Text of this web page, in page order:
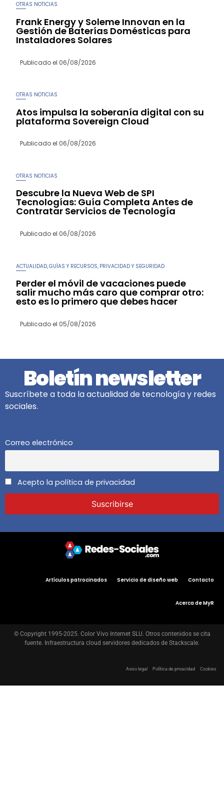
OTRAS NOTICIAS
Frank Energy y Soleme Innovan en la
Gestión de Baterías Domésticas para
Instaladores Solares
Publicado el 06/08/2026
OTRAS NOTICIAS
Atos impulsa la soberanía digital con su
plataforma Sovereign Cloud
Publicado el 06/08/2026
OTRAS NOTICIAS
Descubre la Nueva Web de SPI
Tecnologías: Guía Completa Antes de
Contratar Servicios de Tecnología
Publicado el 06/08/2026
ACTUALIDAD ,GUÍAS Y RECURSOS PRIVACIDAD Y SEGURIDAD
Perder el móvil de vacaciones puede
salir mucho más caro que comprar otro:
esto es lo primero que debes hacer
Publicado el 05/08/2026
Boletín newsletter
Suscríbete a toda la actualidad de tecnología y redes
sociales.
Correo electrónico
Acepto la política de privacidad
Artículos patrocinados Servicio de diseño web Contacto
Acerca de MyR
© Copyright 1995-2025. Color Vivo Internet SLU. Otros contenidos se cita
fuente. Infraestructura cloud servidores dedicados de Stackscale.
Aviso legal Política de privacidad Cookies